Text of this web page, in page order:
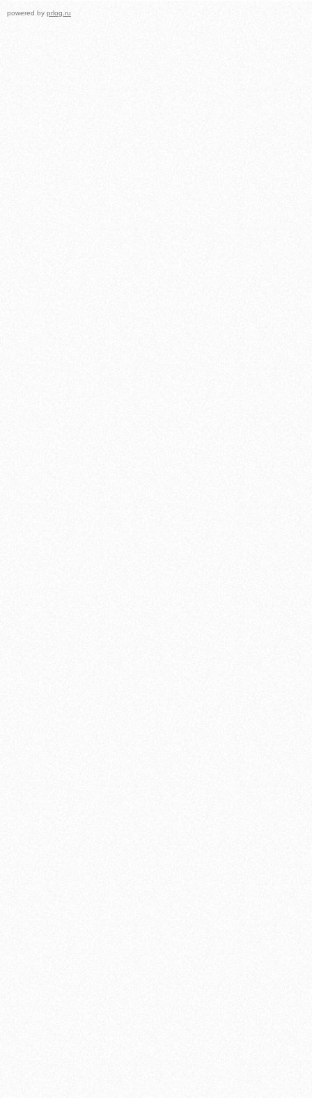
powered by prlog.ru